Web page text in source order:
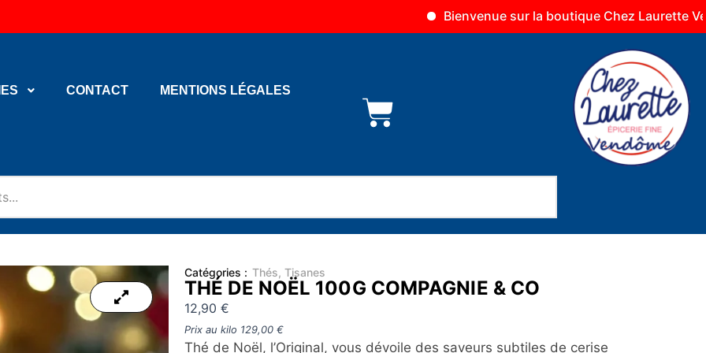
Bienvenue sur la boutique Chez Laurette Vendôme
CONTACT MENTIONS LÉGALES
Catégories : Thés, Tisanes
THÉ DE NOËL 100G COMPAGNIE & CO
12,90 €
Prix au kilo 129,00 €
Thé de Noël, l’Original, vous dévoile des saveurs subtiles de cerise